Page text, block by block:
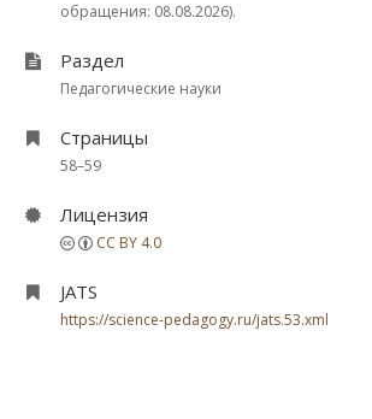
обращения: 08.08.2026).
Раздел
Педагогические науки
Страницы
58–59
Лицензия
CC BY 4.0
JATS
https://science-pedagogy.ru/jats.53.xml